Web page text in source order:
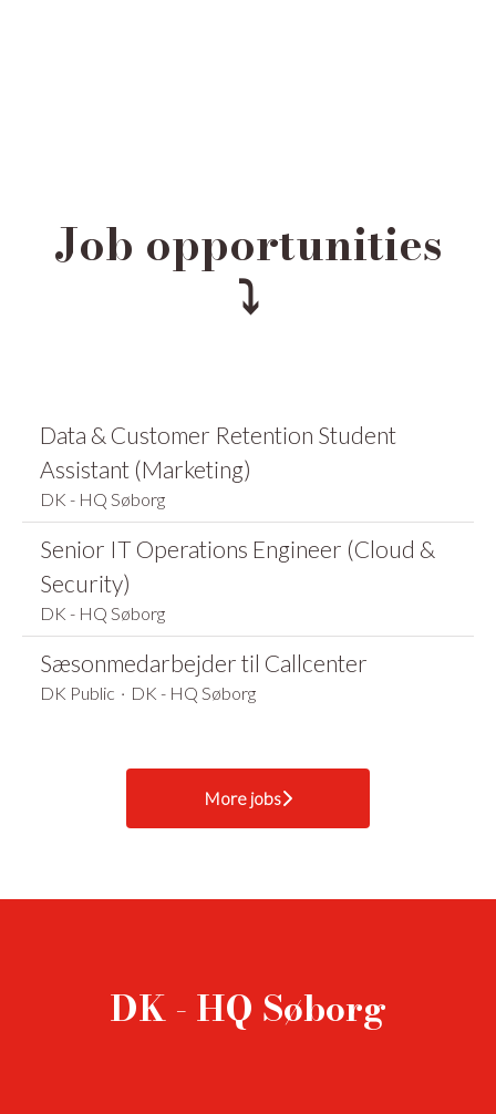
Job opportunities
⤵
Data & Customer Retention Student
Assistant (Marketing)
DK - HQ Søborg
Senior IT Operations Engineer (Cloud &
Security)
DK - HQ Søborg
Sæsonmedarbejder til Callcenter
DK Public · DK - HQ Søborg
More jobs
DK - HQ Søborg